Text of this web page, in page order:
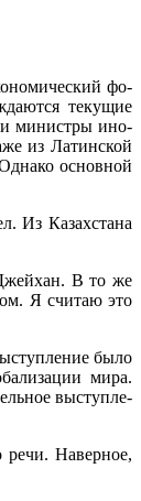
фо­
текущие
министры ино­
из Латинской
основной
Из Казахстана
В то же
Я считаю это
было
мира.
выступле­
речи. Наверное,